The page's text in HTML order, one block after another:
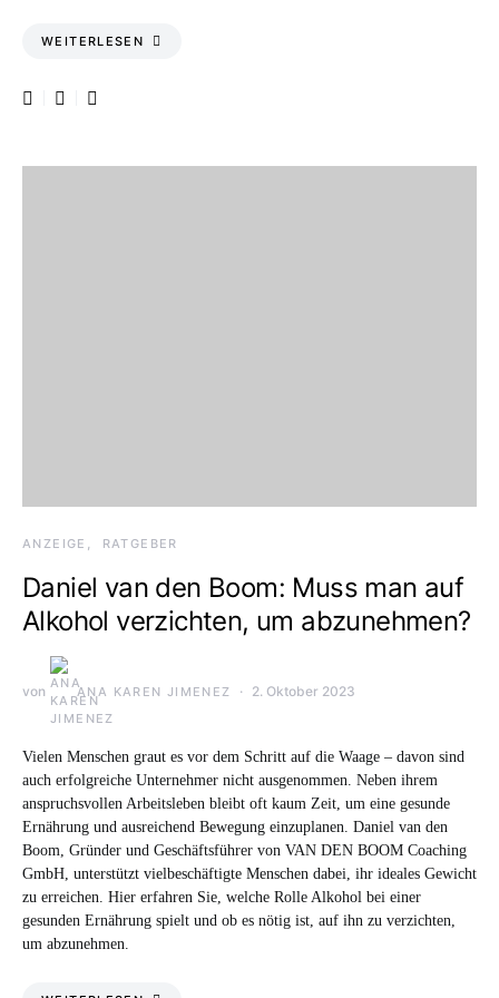
WEITERLESEN
ANZEIGE RATGEBER
Daniel van den Boom: Muss man auf
Alkohol verzichten, um abzunehmen?
von ANA KAREN JIMENEZ 2. Oktober 2023
Vielen Menschen graut es vor dem Schritt auf die Waage – davon sind
auch erfolgreiche Unternehmer nicht ausgenommen. Neben ihrem
anspruchsvollen Arbeitsleben bleibt oft kaum Zeit, um eine gesunde
Ernährung und ausreichend Bewegung einzuplanen. Daniel van den
Boom, Gründer und Geschäftsführer von VAN DEN BOOM Coaching
GmbH, unterstützt vielbeschäftigte Menschen dabei, ihr ideales Gewicht
zu erreichen. Hier erfahren Sie, welche Rolle Alkohol bei einer
gesunden Ernährung spielt und ob es nötig ist, auf ihn zu verzichten,
um abzunehmen.